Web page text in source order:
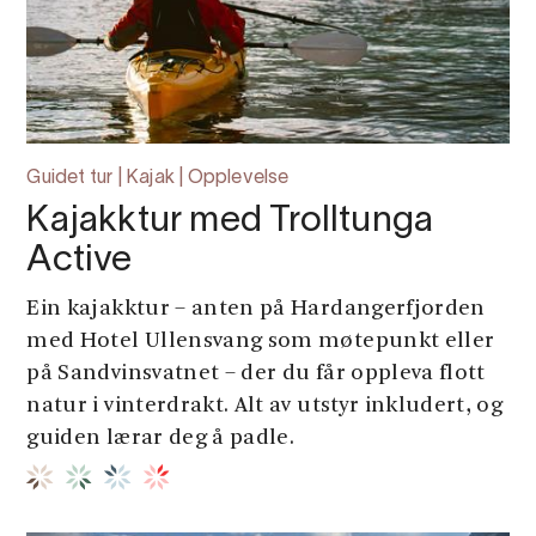
Guidet tur | Kajak | Opplevelse
Kajakktur med Trolltunga
Active
Ein kajakktur – anten på Hardangerfjorden
med Hotel Ullensvang som møtepunkt eller
på Sandvinsvatnet – der du får oppleva flott
natur i vinterdrakt. Alt av utstyr inkludert, og
guiden lærar deg å padle.